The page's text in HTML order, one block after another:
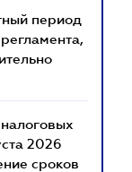
период
2026
сроков